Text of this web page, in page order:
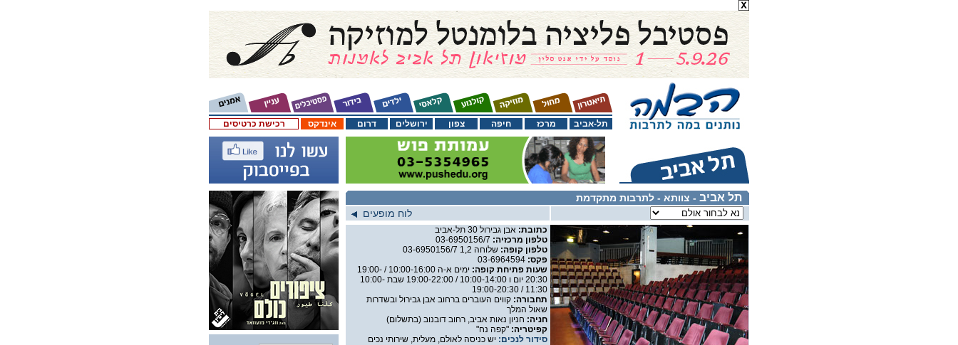
רכישת כרטיסים אינדקס דרום ירושלים צפון חיפה מרכז תל-אביב
תל אביב - צוותא - לתרבות מתקדמת
לוח מופעים
כתובת: אבן גבירול 30 תל-אביב
טלפון מרכזיה: 03-6950156/7
טלפון קופה: 03-6950156/7 שלוחה 1,2
פקס: 03-6964594
שעות פתיחת קופה:
ימים א-ה 10:00-16:00 / 19:00-
20:30 יום ו 10:00-14:00 / 19:00-22:00 שבת 10:00-
11:30 / 19:00-20:30
תחבורה: קווים העוברים ברחוב אבן גבירול ובשדרות
שאול המלך
חניה: חניון נאות אביב, רחוב דובנוב (בתשלום)
קפיטריה: "קפה נח"
סידור לנכים: יש כניסה לאולם, מעלית, שירותי נכים